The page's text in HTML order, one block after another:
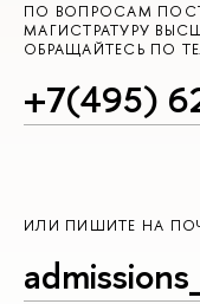
ПО ВОПРОСАМ
МАГИСТРАТУРУ
ОБРАЩАЙТЕСЬ ПО
+7(495)
ИЛИ ПИШИТЕ НА